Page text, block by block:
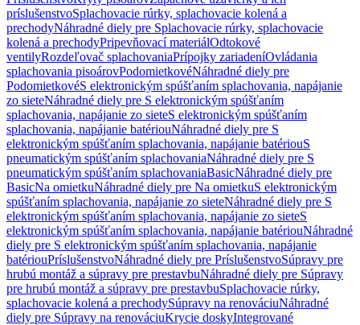
príslušenstvoSplachovacie rúrky, splachovacie kolená a
prechodyNáhradné diely pre Splachovacie rúrky, splachovacie
kolená a prechodyPripevňovací materiálOdtokové
ventilyRozdeľovač splachovaniaPrípojky zariadeníOvládania
splachovania pisoárovPodomietkovéNáhradné diely pre
PodomietkovéS elektronickým spúšťaním splachovania, napájanie
zo sieteNáhradné diely pre S elektronickým spúšťaním
splachovania, napájanie zo sieteS elektronickým spúšťaním
splachovania, napájanie batériouNáhradné diely pre S
elektronickým spúšťaním splachovania, napájanie batériouS
pneumatickým spúšťaním splachovaniaNáhradné diely pre S
pneumatickým spúšťaním splachovaniaBasicNáhradné diely pre
BasicNa omietkuNáhradné diely pre Na omietkuS elektronickým
spúšťaním splachovania, napájanie zo sieteNáhradné diely pre S
elektronickým spúšťaním splachovania, napájanie zo sieteS
elektronickým spúšťaním splachovania, napájanie batériouNáhradné
diely pre S elektronickým spúšťaním splachovania, napájanie
batériouPríslušenstvoNáhradné diely pre PríslušenstvoSúpravy pre
hrubú montáž a súpravy pre prestavbuNáhradné diely pre Súpravy
pre hrubú montáž a súpravy pre prestavbuSplachovacie rúrky,
splachovacie kolená a prechodySúpravy na renováciuNáhradné
diely pre Súpravy na renováciuKrycie doskyIntegrované